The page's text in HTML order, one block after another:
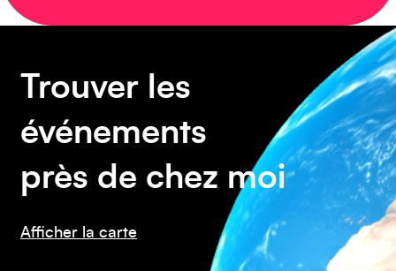
Trouver les
événements
près de chez moi
Afficher la carte
Asie
Caraïbes